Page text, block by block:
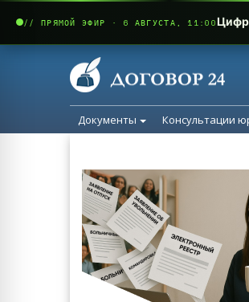
Документы Консультации
// ПРЯМОЙ ЭФИР · 6 АВГУСТА, 11:00